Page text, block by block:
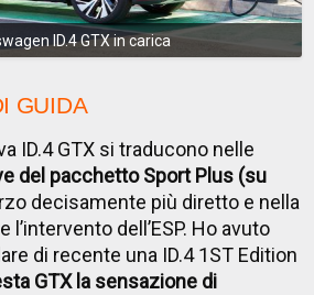
ID.4 GTX in carica
GUIDA
ID.4 GTX si traducono nelle
del pacchetto Sport Plus (su
decisamente più diretto e nella
dell’ESP. Ho avuto
di recente una ID.4 1ST Edition
GTX la sensazione di